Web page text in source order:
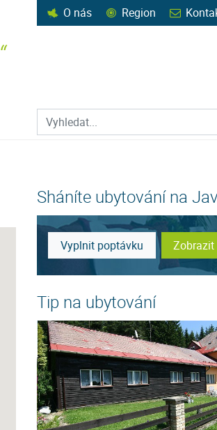
O nás Region
Prohledat web
Sháníte ubytování na
Vyplnit poptávku
Tip na ubytování